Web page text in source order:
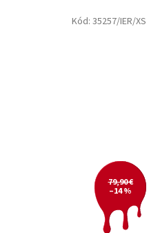
79,90 €
–14 %
Kód: 35257/IER/XS